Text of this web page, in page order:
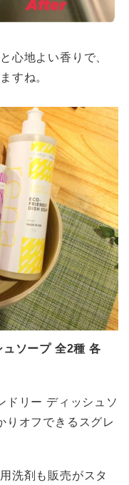
心地よい香りで、
すね。
ソープ 全2種 各
ドリー ディッシュソ
りオフできるスグレ
洗剤も販売がスタ